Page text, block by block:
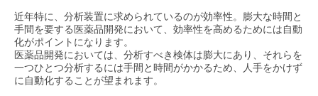
近年特に、分析装置に求められているのが効率性。膨大な時間と
手間を要する医薬品開発において、効率性を高めるためには自動
化がポイントになります。
医薬品開発においては、分析すべき検体は膨大にあり、それらを
一つひとつ分析するには手間と時間がかかるため、人手をかけず
に自動化することが望まれます。